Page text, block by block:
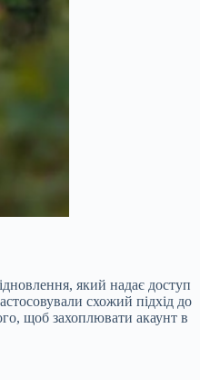
який надає доступ
схожий підхід до
щоб захоплювати акаунт в